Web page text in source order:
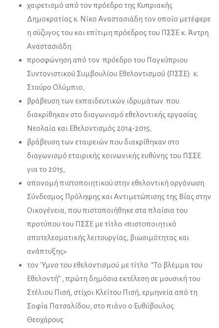
χαιρετισμό από τον πρόεδρο της Κυπριακής
Δημοκρατίας κ. Νίκο Αναστασιάδη τον οποίο μετέφερε
η σύζυγος του και επίτιμη πρόεδρος του ΠΣΣΕ κ. Άντρη
Αναστασιάδη
προσφώνηση από τον πρόεδρο του Παγκύπριου
Συντονιστικού Συμβουλίου Εθελοντισμού (ΠΣΣΕ) κ.
Σταύρο Ολύμπιο,
βράβευση των εκπαιδευτικών ιδρυμάτων που
διακρίθηκαν στο διαγωνισμό εθελοντικής εργασίας
Νεολαία και Εθελοντισμός 2014-2015,
βράβευση των εταιρειών που διακρίθηκαν στο
διαγωνισμό εταιρικής κοινωνικής ευθύνης του ΠΣΣΕ
για το 2015,
απονομή πιστοποιητικού στην εθελοντική οργάνωση
Σύνδεσμος Πρόληψης και Αντιμετώπισης της Βίας στην
Οικογένεια, που πιστοποιήθηκε στα πλαίσια του
προτύπου του ΠΣΣΕ με τίτλο «πιστοποιητικό
αποτελεσματικής λειτουργίας, βιωσιμότητας και
ανάπτυξης»
τον Ύμνο του εθελοντισμού με τίτλο “Το βλέμμα του
Εθελοντή” , πρώτη δημόσια εκτέλεση σε μουσική του
Στέλιου Πισή, στίχοι Κλείτου Πισή, ερμηνεία από τη
Σοφία Πατσαλίδου, στο πιάνο ο Ευθύβουλος
Θεοχάρους